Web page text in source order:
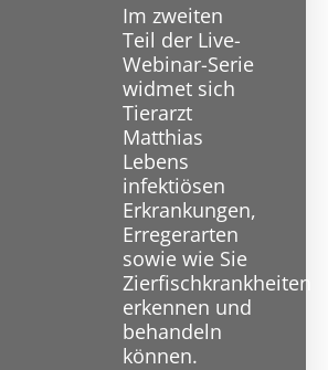
Im zweiten
Teil der Live-
Webinar-Serie
widmet sich
Tierarzt
Matthias
Lebens
infektiösen
Erkrankungen,
Erregerarten
sowie wie Sie
Zierfischkrankheiten
erkennen und
behandeln
können.